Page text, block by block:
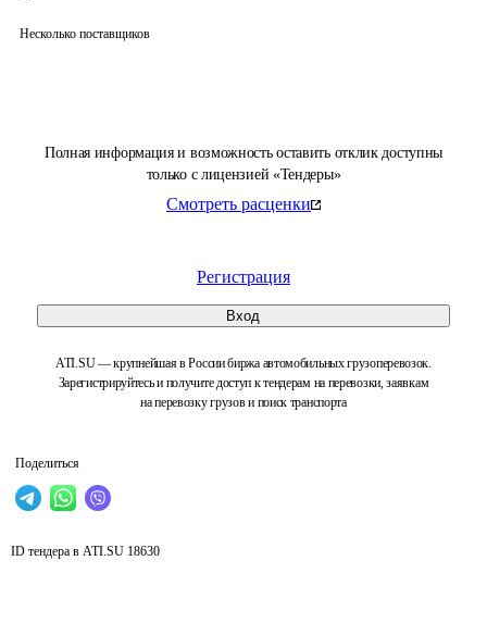
Полная информация и возможность оставить отклик доступны
только с лицензией «Тендеры»
Смотреть расценки
Регистрация
Вход
ATI.SU — крупнейшая в России биржа автомобильных грузоперевозок.
Зарегистрируйтесь и получите доступ к тендерам на перевозки, заявкам
на перевозку грузов и поиск транспорта
Поделиться
Несколько поставщиков
ID тендера в ATI.SU 18630